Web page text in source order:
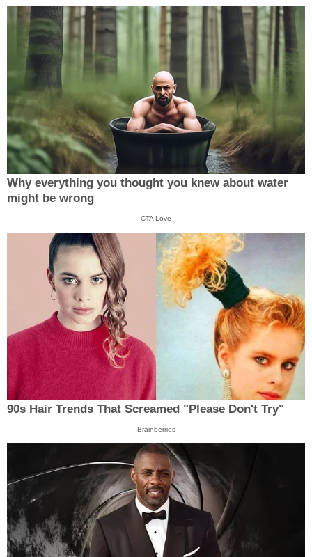
Why everything you thought you knew about water
might be wrong
CTA Love
90s Hair Trends That Screamed "Please Don't Try"
Brainberries